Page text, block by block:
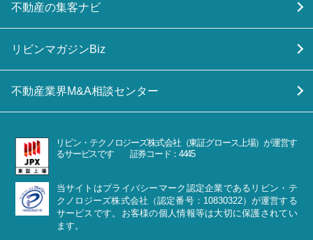
不動産の集客ナビ
リビンマガジンBiz
不動産業界M&A相談センター
リビン・テクノロジーズ株式会社（東証グロース上場）が運営す
るサービスです 証券コード：4445
当サイトはプライバシーマーク認定企業であるリビン・テ
クノロジーズ株式会社（認定番号：10830322）が運営する
サービスです。お客様の個人情報等は大切に保護されてい
ます。